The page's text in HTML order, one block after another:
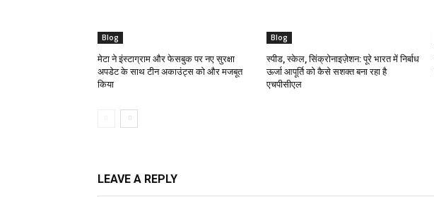
Blog
मेटा ने इंस्टाग्राम और फेसबुक पर नए सुरक्षा
अपडेट के साथ टीन अकाउंट्स को और मजबूत
किया
Blog
स्पीड, स्केल, सिंक्रोनाइज़ेशन: पूरे भारत में निर्बाध
ऊर्जा आपूर्ति को कैसे सशक्त बना रहा है
एचपीसीएल
LEAVE A REPLY